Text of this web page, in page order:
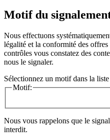
Motif du
Nous effectuons
légalité et la conformité des
contrôles vous constatez des
nous le signaler.
Sélectionnez un motif dans la
Motif:
Nous vous rappelons que le
interdit.